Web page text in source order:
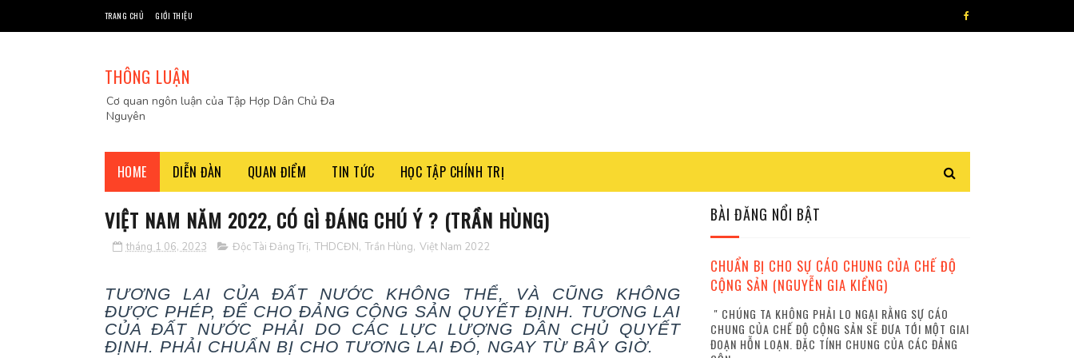
TRANG CHỦ GIỚI THIỆU
THÔNG LUẬN
Cơ quan ngôn luận của Tập Hợp Dân Chủ Đa
Nguyên
HOME DIỄN ĐÀN QUAN ĐIỂM TIN TỨC HỌC TẬP CHÍNH TRỊ
VIỆT NAM NĂM 2022, CÓ GÌ ĐÁNG CHÚ Ý ? (TRẦN HÙNG)
tháng 1 06, 2023 Độc Tài Đảng Trị, THDCĐN, Trần Hùng, Việt Nam 2022
TƯƠNG LAI CỦA ĐẤT NƯỚC KHÔNG THỂ, VÀ CŨNG KHÔNG
ĐƯỢC PHÉP, ĐỂ CHO ĐẢNG CỘNG SẢN QUYẾT ĐỊNH. TƯƠNG LAI
CỦA ĐẤT NƯỚC PHẢI DO CÁC LỰC LƯỢNG DÂN CHỦ QUYẾT
ĐỊNH. PHẢI CHUẨN BỊ CHO TƯƠNG LAI ĐÓ, NGAY TỪ BÂY GIỜ.
BÀI ĐĂNG NỔI BẬT
CHUẨN BỊ CHO SỰ CÁO CHUNG CỦA CHẾ ĐỘ
CỘNG SẢN (NGUYỄN GIA KIỂNG)
" CHÚNG TA KHÔNG PHẢI LO NGẠI RẰNG SỰ CÁO
CHUNG CỦA CHẾ ĐỘ CỘNG SẢN SẼ ĐƯA TỚI MỘT GIAI
ĐOẠN HỖN LOẠN. ĐẶC TÍNH CHUNG CỦA CÁC ĐẢNG